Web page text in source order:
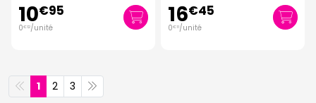
10€95
0€ 12/unité 16€45
0€ 11/unité
1 2 3